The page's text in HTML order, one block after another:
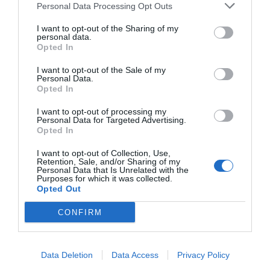
Personal Data Processing Opt Outs
I want to opt-out of the Sharing of my
personal data.
Opted In
I want to opt-out of the Sale of my
Personal Data.
Opted In
I want to opt-out of processing my
Personal Data for Targeted Advertising.
Opted In
I want to opt-out of Collection, Use,
Retention, Sale, and/or Sharing of my
Personal Data that Is Unrelated with the
Purposes for which it was collected.
Opted Out
CONFIRM
Data Deletion Data Access Privacy Policy
La izquierda es cada día más cómplice de
la ruina de los afectados del Popular
MANUEL DOMÍNGUEZ MORENO 27/10/2017
Una bandera blanca, por favor
MANUEL DOMÍNGUEZ MORENO09/10/2017